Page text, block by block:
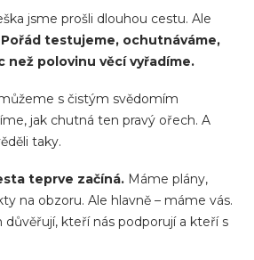
jsme prošli dlouhou cestu. Ale
Pořád testujeme, ochutnáváme,
než polovinu věcí vyřadíme.
s čistým svědomím
jak chutná ten pravý ořech. A
taky.
teprve začíná. Máme plány,
na obzoru. Ale hlavně – máme vás.
důvěřují, kteří nás podporují a kteří s